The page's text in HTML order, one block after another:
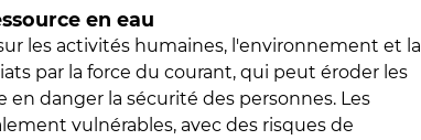
en eau
les activités humaines, l'environnement et la
par la force du courant, qui peut éroder les
danger la sécurité des personnes. Les
vulnérables, avec des risques de